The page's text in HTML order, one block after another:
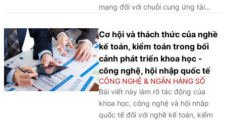
mạng đối với chuỗi cung ứng tài
trong ngành Ngân hàng, qua đó làm
rõ những lợi ích, thách thức và hàm ý
nhằm nâng cao hiệu quả ứng dụng
AI trong bối cảnh chuyển đổi số.
Cơ hội và thách thức của nghề
kế toán, kiểm toán trong bối
cảnh phát triển khoa học -
công nghệ, hội nhập quốc tế
CÔNG NGHỆ & NGÂN HÀNG SỐ
Bài viết này làm rõ tác động của
khoa học, công nghệ và hội nhập
quốc tế đối với nghề kế toán, kiểm